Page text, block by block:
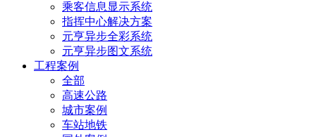
乘客信息显示系统
指挥中心解决方案
元亨异步全彩系统
元亨异步图文系统
工程案例
全部
高速公路
城市案例
车站地铁